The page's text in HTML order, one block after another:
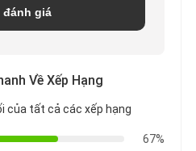
đánh giá
Về Xếp Hạng
của tất cả các xếp hạng
67%